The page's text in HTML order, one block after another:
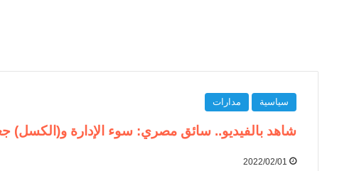
سياسية مدارات
شاهد بالفيديو.. سائق مصري: سوء الإدارة و(الكسل)
2022/02/01